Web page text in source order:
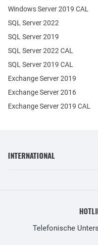
Exchange Server 2019
Exchange Server 2016
SQL Server 2022
SQL Server 2019
Windows Server 2019 CAL
SQL Server 2022 CAL
SQL Server 2019 CAL
Exchange Server 2019 CAL
INTERNATIONAL
Telefonische